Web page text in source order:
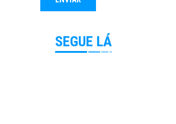
SEGUE LÁ